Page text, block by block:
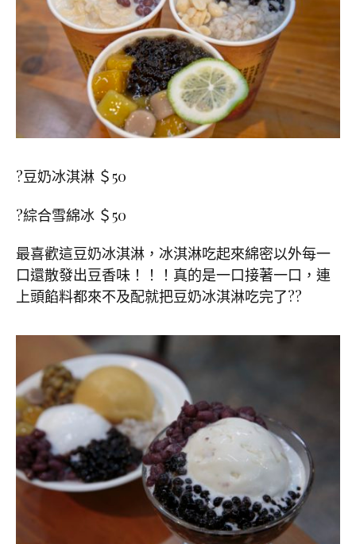
?豆奶冰淇淋 ＄50
?綜合雪綿冰 ＄50
最喜歡這豆奶冰淇淋，冰淇淋吃起來綿密以外每一
上頭餡料都來不及配就把豆奶冰淇淋吃完了??